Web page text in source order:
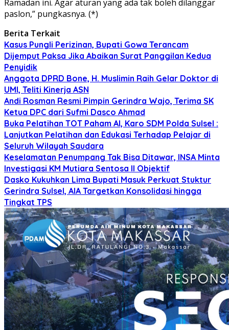
Ramadan ini. Agar aturan yang ada tak boleh dilanggar
paslon,” pungkasnya. (*)
Berita Terkait
Kasus Pungli Perizinan, Bupati Gowa Terancam
Dijemput Paksa Jika Abaikan Surat Panggilan Kedua
Penyidik
Anggota DPRD Bone, H. Muslimin Raih Gelar Doktor di
UMI, Teliti Kinerja ASN
Andi Rosman Resmi Pimpin Gerindra Wajo, Terima SK
Ketua DPC dari Sufmi Dasco Ahmad
Buka Pelatihan TOT Paham AI, Karo SDM Polda Sulsel :
Lanjutkan Pelatihan dan Edukasi Terhadap Pelajar di
Seluruh Wilayah Saudara
Keselamatan Penumpang Tak Bisa Ditawar, INSA Minta
Investigasi KM Mutiara Sentosa II Objektif
Dasko Kukuhkan Lima Bupati Masuk Perkuat Stuktur
Gerindra Sulsel, AIA Targetkan Konsolidasi hingga
Tingkat TPS